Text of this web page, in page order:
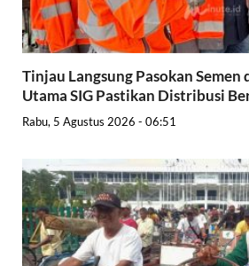
Tinjau Langsung Pasokan
Utama SIG Pastikan Distribusi
Rabu, 5 Agustus 2026 - 06:51